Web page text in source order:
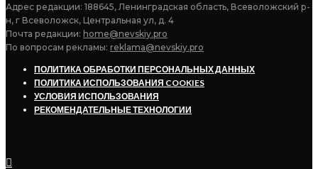
Адрес редакции: 188645, Ленинградская область, Всеволожский р-
н, г Всеволожск, Центральная ул, д. 4
Почта редакции: home@nevskiy.pro
По вопросам рекламы: reklama@nevskiy.pro
ПОЛИТИКА ОБРАБОТКИ ПЕРСОНАЛЬНЫХ ДАННЫХ
ПОЛИТИКА ИСПОЛЬЗОВАНИЯ COOKIES
УСЛОВИЯ ИСПОЛЬЗОВАНИЯ
РЕКОМЕНДАТЕЛЬНЫЕ ТЕХНОЛОГИИ